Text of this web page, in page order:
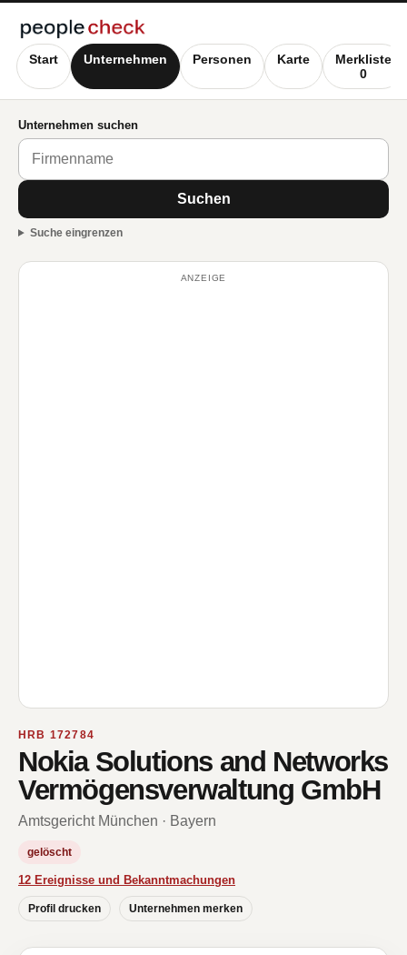
Start Unternehmen Personen Karte
Merkliste
0
Unternehmen suchen
Suchen
Suche eingrenzen
ANZEIGE
HRB 172784
Nokia Solutions and Networks
Vermögensverwaltung GmbH
Amtsgericht München · Bayern
gelöscht
12 Ereignisse und Bekanntmachungen
Profil drucken Unternehmen merken